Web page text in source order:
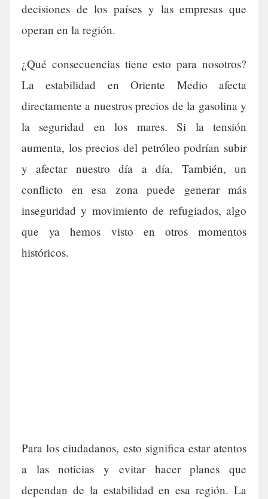
decisiones de los países y las empresas que
operan en la región.
¿Qué consecuencias tiene esto para nosotros?
La estabilidad en Oriente Medio afecta
directamente a nuestros precios de la gasolina y
la seguridad en los mares. Si la tensión
aumenta, los precios del petróleo podrían subir
y afectar nuestro día a día. También, un
conflicto en esa zona puede generar más
inseguridad y movimiento de refugiados, algo
que ya hemos visto en otros momentos
históricos.
Para los ciudadanos, esto significa estar atentos
a las noticias y evitar hacer planes que
dependan de la estabilidad en esa región. La